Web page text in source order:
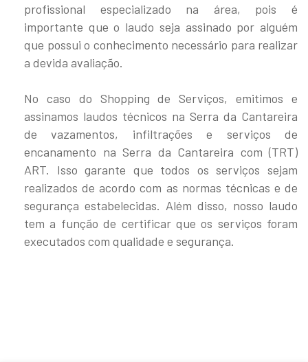
profissional especializado na área, pois é
importante que o laudo seja assinado por alguém
que possui o conhecimento necessário para realizar
a devida avaliação.
No caso do Shopping de Serviços, emitimos e
assinamos laudos técnicos na Serra da Cantareira
de vazamentos, infiltrações e serviços de
encanamento na Serra da Cantareira com (TRT)
ART. Isso garante que todos os serviços sejam
realizados de acordo com as normas técnicas e de
segurança estabelecidas. Além disso, nosso laudo
tem a função de certificar que os serviços foram
executados com qualidade e segurança.